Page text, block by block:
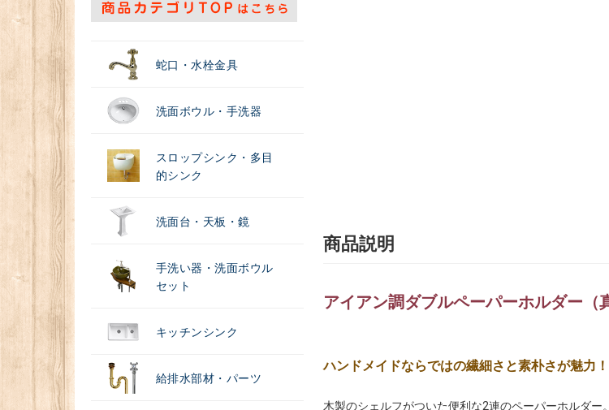
蛇口・水栓金具
洗面ボウル・手洗器
スロップシンク・多目
的シンク
洗面台・天板・鏡
手洗い器・洗面ボウル
セット
キッチンシンク
給排水部材・パーツ
商品説明
アイアン調ダブルペーパーホルダー（
ハンドメイドならではの繊細さと素朴さが魅力
木製のシェルフがついた便利な2連のペーパーホルダー